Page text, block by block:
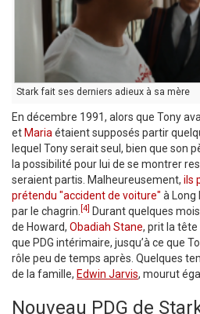
Stark fait ses derniers adieux à sa mère
En décembre 1991, alors que Tony
et Mariaétaient supposés partir
lequel Tony serait seul, bien que son
la possibilité pour lui de se montrer
seraient partis. Malheureusement, ils
prétendu "accident de voiture" à Long
par le chagrin. [4] Durant quelques
de Howard, Obadiah Stane, prit la tête
que PDG intérimaire, jusqu’à ce que
rôle peu de temps après. Quelques
de la famille, Edwin Jarvis, mourut
Nouveau PDG de